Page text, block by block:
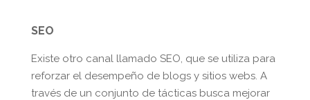
SEO
Existe otro canal llamado SEO, que se utiliza para
reforzar el desempeño de blogs y sitios webs. A
través de un conjunto de tácticas busca mejorar